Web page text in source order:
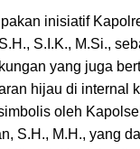
inisiatif
S.I.K., M.Si.,
yang juga
hijau di internal
oleh
S.H., M.H., yang